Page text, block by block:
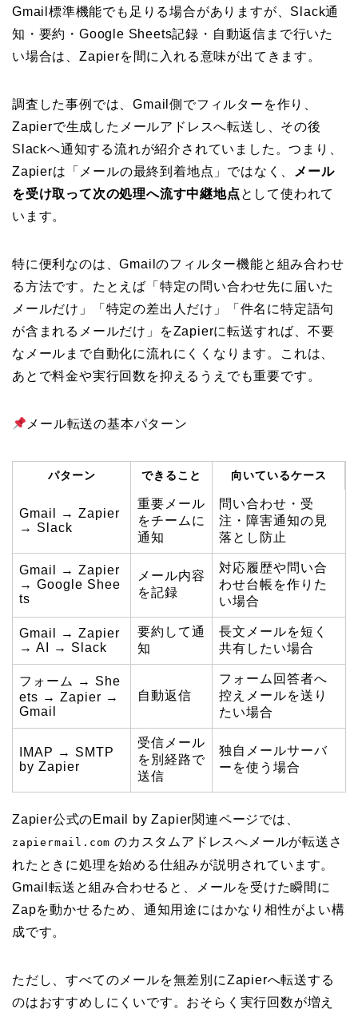
Gmail標準機能でも足りる場合がありますが、Slack通
知・要約・Google Sheets記録・自動返信まで行いた
い場合は、Zapierを間に入れる意味が出てきます。
調査した事例では、Gmail側でフィルターを作り、
Zapierで生成したメールアドレスへ転送し、その後
Slackへ通知する流れが紹介されていました。つまり、
Zapierは「メールの最終到着地点」ではなく、
メール
を受け取って次の処理へ流す中継地点 として使われて
います。
特に便利なのは、Gmailのフィルター機能と組み合わせ
る方法です。たとえば「特定の問い合わせ先に届いた
メールだけ」「特定の差出人だけ」「件名に特定語句
が含まれるメールだけ」をZapierに転送すれば、不要
なメールまで自動化に流れにくくなります。これは、
あとで料金や実行回数を抑えるうえでも重要です。
メール転送の基本パターン
パターン できること 向いているケース
Gmail → Zapier
→ Slack
重要メール
をチームに
通知
問い合わせ・受
注・障害通知の見
落とし防止
Gmail → Zapier
→ Google Shee
ts
メール内容
を記録
対応履歴や問い合
わせ台帳を作りた
い場合
Gmail → Zapier
→ AI → Slack
要約して通
知
長文メールを短く
共有したい場合
フォーム → She
ets → Zapier →
Gmail
自動返信
フォーム回答者へ
控えメールを送り
たい場合
IMAP → SMTP
by Zapier
受信メール
を別経路で
送信
独自メールサーバ
ーを使う場合
Zapier公式のEmail by Zapier関連ページでは、
zapiermail.com のカスタムアドレスへメールが転送さ
れたときに処理を始める仕組みが説明されています。
Gmail転送と組み合わせると、メールを受けた瞬間に
Zapを動かせるため、通知用途にはかなり相性がよい構
成です。
ただし、すべてのメールを無差別にZapierへ転送する
のはおすすめしにくいです。おそらく実行回数が増え